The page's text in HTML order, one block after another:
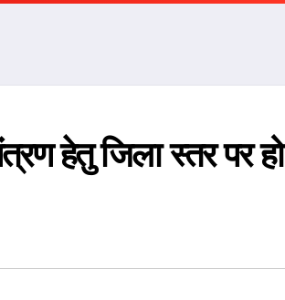
हेतु जिला स्तर पर हो